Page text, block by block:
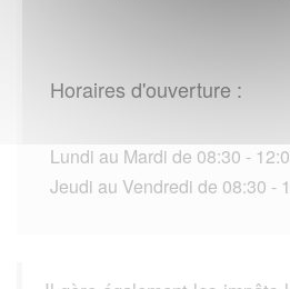
Horaires d'ouverture :
Lundi au Mardi de 08:30 -
Jeudi au Vendredi de 08:30 -